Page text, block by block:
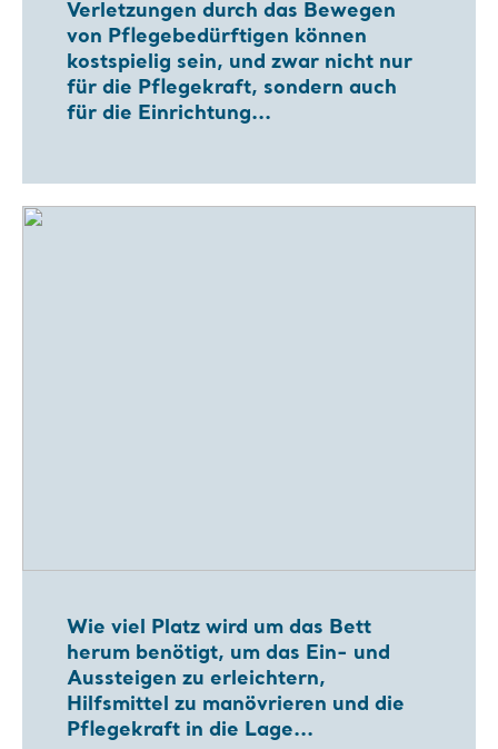
Verletzungen durch das Bewegen
von Pflegebedürftigen können
kostspielig sein, und zwar nicht nur
für die Pflegekraft, sondern auch
für die Einrichtung...
Wie viel Platz wird um das Bett
herum benötigt, um das Ein- und
Aussteigen zu erleichtern,
Hilfsmittel zu manövrieren und die
Pflegekraft in die Lage...